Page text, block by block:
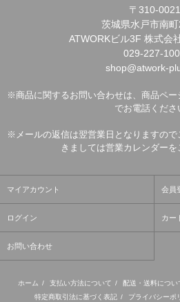
〒310-0021
茨城県水戸市南
ATWORKビル3F 株式会
029-227-
shop@atwork-
※商品に関するお問い合わせは、商品ペー
でお電話くださ
※メールの返信は翌営業日となりますの
きましては営業カレンダーを
マイアカウント 会員
ログイン カー
お問い合わせ
ホーム / 支払い方法について / 配送・送料につい
特定商取引法に基づく表記 / プライバシーポ